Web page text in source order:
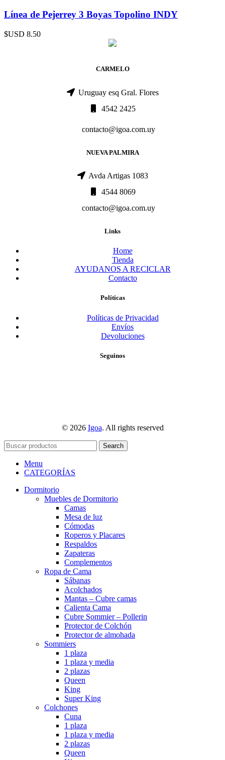
Línea de Pejerrey 3 Boyas Topolino INDY
$USD 8.50
CARMELO
Uruguay esq Gral. Flores
4542 2425
contacto@igoa.com.uy
NUEVA PALMIRA
Avda Artigas 1083
4544 8069
contacto@igoa.com.uy
Links
Home
Tienda
AYUDANOS A RECICLAR
Contacto
Políticas
Políticas de Privacidad
Envíos
Devoluciones
Seguinos
© 2026 Igoa. All rights reserved
Search
Menu
CATEGORÍAS
Dormitorio
Muebles de Dormitorio
Camas
Mesa de luz
Cómodas
Roperos y Placares
Respaldos
Zapateras
Complementos
Ropa de Cama
Sábanas
Acolchados
Mantas – Cubre camas
Calienta Cama
Cubre Sommier – Pollerin
Protector de Colchón
Protector de almohada
Sommiers
1 plaza
1 plaza y media
2 plazas
Queen
King
Super King
Colchones
Cuna
1 plaza
1 plaza y media
2 plazas
Queen